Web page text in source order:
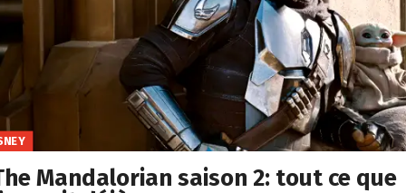
Mandalorian saison 2: tout ce que